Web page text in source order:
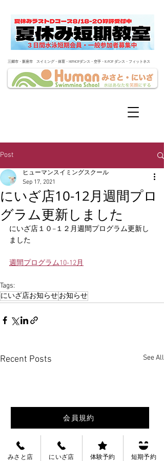
​三郷市・新座市 スイミング・体育・HIPHOPダンス・空手・K-POP ダンス・フィットネス
Post
にいざ店10-12月週間プロ
グラム更新しました
ヒューマンスイミングスクール
Sep 17, 2021
にいざ店１０−１２月週間プログラム更新し
ました
週間プログラム10-12月
Tags:
にいざ店お知らせお知らせ
Recent Posts See All
会員規約
会社概要
みさと店 にいざ店 体験予約 短期予約